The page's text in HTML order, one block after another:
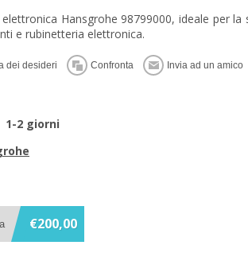
Hansgrohe 98799000, ideale per
e rubinetteria elettronica.
1-2 giorni
€200,00